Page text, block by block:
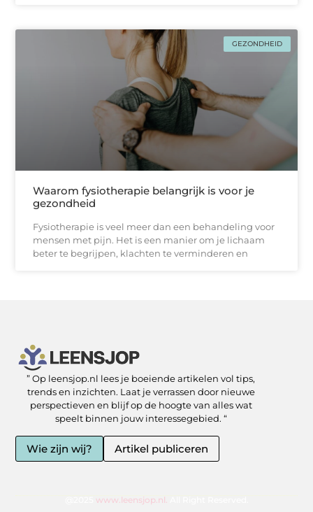
GEZONDHEID
Waarom fysiotherapie belangrijk is voor je
gezondheid
Fysiotherapie is veel meer dan een behandeling voor
mensen met pijn. Het is een manier om je lichaam
beter te begrijpen, klachten te verminderen en
” Op leensjop.nl lees je boeiende artikelen vol tips,
trends en inzichten. Laat je verrassen door nieuwe
perspectieven en blijf op de hoogte van alles wat
speelt binnen jouw interessegebied. “
Wie zijn wij? Artikel publiceren
www.leensjop.nl.